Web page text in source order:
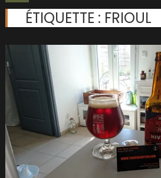
ÉTIQUETTE : FRIOUL